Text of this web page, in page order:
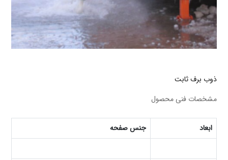
ذوب برف ثابت
مشخصات فنی محصول
ابعاد جنس صفحه